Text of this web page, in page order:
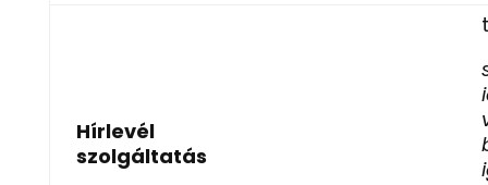
Hírlevél
szolgáltatás